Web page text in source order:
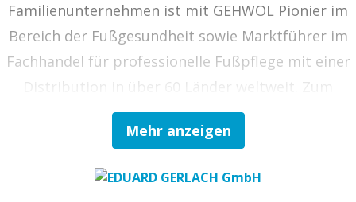
Mehr anzeigen
Familienunternehmen ist mit GEHWOL Pionier im
Bereich der Fußgesundheit sowie Marktführer im
Fachhandel für professionelle Fußpflege mit einer
Distribution in über 60 Länder weltweit. Zum
Vollsortiment gehören Kosmetika,
Medizinprodukte und Arzneimittel zur Fußpflege
im kosmetischen und podologischen Fachhandel
sowie in Apotheken, aber auch Instrumente,